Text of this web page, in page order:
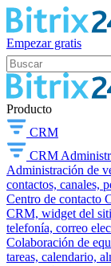
Empezar gratis
Producto
CRM
CRM
Administración de
contactos, canales,
Centro de contacto
CRM, widget del
telefonía, correo
Colaboración de
tareas, calendario,